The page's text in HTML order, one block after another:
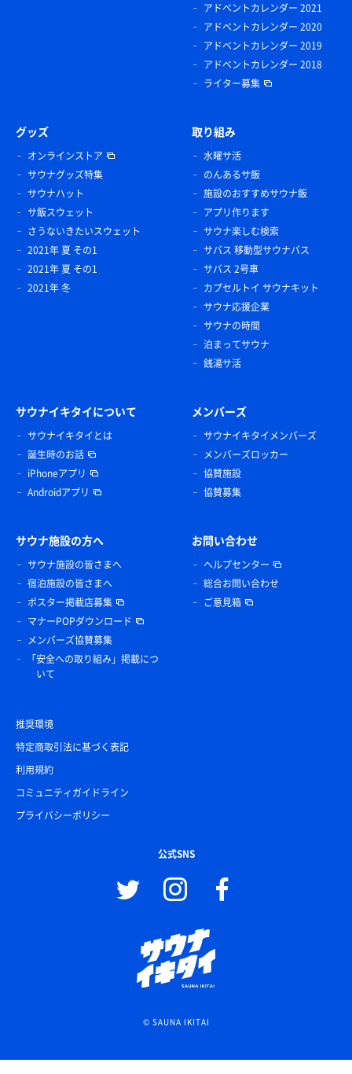
アドベントカレンダー 2021
アドベントカレンダー 2020
アドベントカレンダー 2019
アドベントカレンダー 2018
ライター募集
グッズ
オンラインストア
サウナグッズ特集
サウナハット
サ飯スウェット
さうないきたいスウェット
2021年 夏 その1
2021年 夏 その1
2021年 冬
取り組み
水曜サ活
のんあるサ飯
施設のおすすめサウナ飯
アプリ作ります
サウナ楽しむ検索
サバス 移動型サウナバス
サバス 2号車
カプセルトイ サウナキット
サウナ応援企業
サウナの時間
泊まってサウナ
銭湯サ活
サウナイキタイについて
サウナイキタイとは
誕生時のお話
iPhoneアプリ
Androidアプリ
メンバーズ
サウナイキタイメンバーズ
メンバーズロッカー
協賛施設
協賛募集
サウナ施設の方へ
サウナ施設の皆さまへ
宿泊施設の皆さまへ
ポスター掲載店募集
マナーPOPダウンロード
メンバーズ協賛募集
「安全への取り組み」掲載につ
いて
お問い合わせ
ヘルプセンター
総合お問い合わせ
ご意見箱
推奨環境
特定商取引法に基づく表記
利用規約
コミュニティガイドライン
プライバシーポリシー
公式SNS
© SAUNA IKITAI